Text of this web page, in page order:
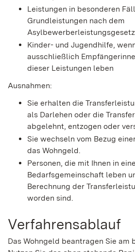
Leistungen in besonderen
Grundleistungen nach dem
Asylbewerberleistungsgesetz
Kinder- und Jugendhilfe,
ausschließlich
dieser Leistungen leben
Ausnahmen:
Sie erhalten die
als Darlehen oder die
abgelehnt, entzogen oder
Sie wechseln vom Bezug
das Wohngeld.
Personen, die mit Ihnen in
Bedarfsgemeinschaft leben
Berechnung der
worden sind.
Verfahrensablauf
Das Wohngeld beantragen Sie am